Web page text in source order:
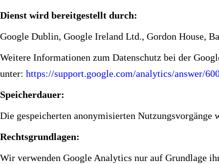
Dienst wird bereitgestellt durch:
Google Dublin, Google Ireland Ltd., Gordon House,
Weitere Informationen zum Datenschutz bei der
unter: https://support.google.com/analytics/answer/
Speicherdauer:
Die gespeicherten anonymisierten Nutzungsvorgänge
Rechtsgrundlagen:
Wir verwenden Google Analytics nur auf Grundlage